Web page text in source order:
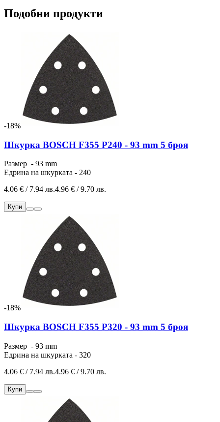
Подобни продукти
-18%
Шкурка BOSCH F355 P240 - 93 mm 5 броя
Размер - 93 mm
Едрина на шкурката - 240
4.06 € / 7.94 лв.4.96 € / 9.70 лв.
Купи
-18%
Шкурка BOSCH F355 P320 - 93 mm 5 броя
Размер - 93 mm
Едрина на шкурката - 320
4.06 € / 7.94 лв.4.96 € / 9.70 лв.
Купи